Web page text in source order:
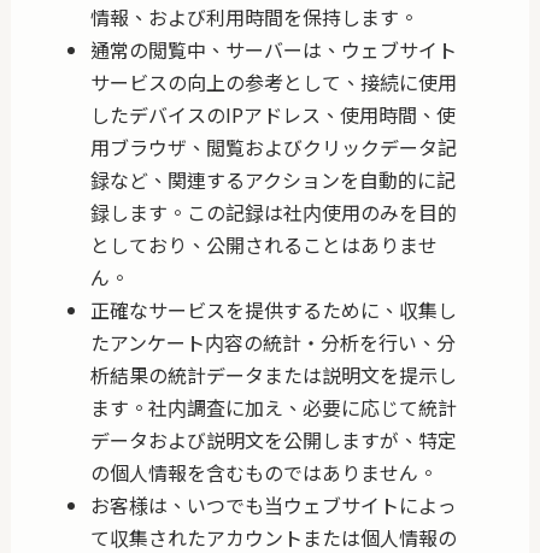
情報、および利用時間を保持します。
通常の閲覧中、サーバーは、ウェブサイト
サービスの向上の参考として、接続に使用
したデバイスのIPアドレス、使用時間、使
用ブラウザ、閲覧およびクリックデータ記
録など、関連するアクションを自動的に記
録します。この記録は社内使用のみを目的
としており、公開されることはありませ
ん。
正確なサービスを提供するために、収集し
たアンケート内容の統計・分析を行い、分
析結果の統計データまたは説明文を提示し
ます。社内調査に加え、必要に応じて統計
データおよび説明文を公開しますが、特定
の個人情報を含むも​​のではありません。
お客様は、いつでも当ウェブサイトによっ
て収集されたアカウントまたは個人情報の